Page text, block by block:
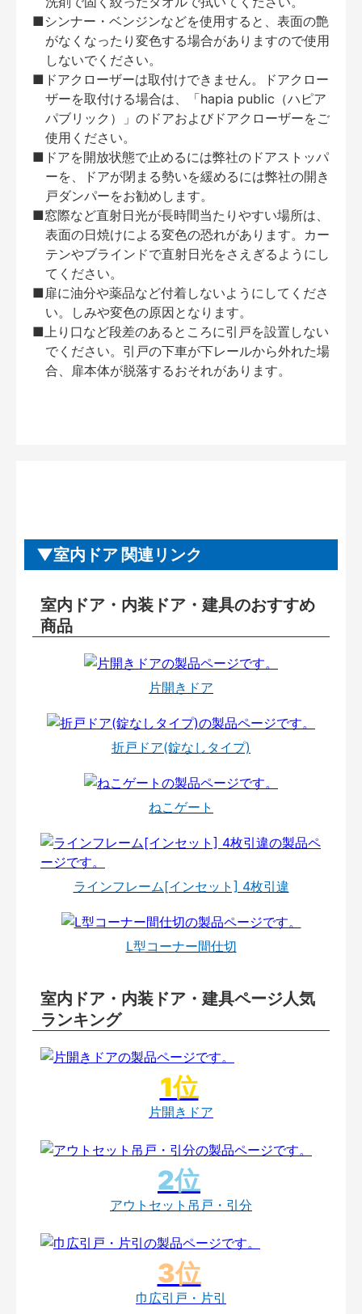
■シンナー・ベンジンなどを使用すると、表面の艶
がなくなったり変色する場合がありますので使用
しないでください。
■ドアクローザーは取付けできません。ドアクロー
ザーを取付ける場合は、「hapia public（ハピア
パブリック）」のドアおよびドアクローザーをご
使用ください。
■ドアを開放状態で止めるには弊社のドアストッパ
ーを、ドアが閉まる勢いを緩めるには弊社の開き
戸ダンパーをお勧めします。
■窓際など直射日光が長時間当たりやすい場所は、
表面の日焼けによる変色の恐れがあります。カー
テンやブラインドで直射日光をさえぎるようにし
てください。
■扉に油分や薬品など付着しないようにしてくださ
い。しみや変色の原因となります。
■上り口など段差のあるところに引戸を設置しない
でください。引戸の下車が下レールから外れた場
合、扉本体が脱落するおそれがあります。
室内ドア 関連リンク
室内ドア・内装ドア・建具のおすすめ
商品
片開きドア
折戸ドア(錠なしタイプ)
ねこゲート
ラインフレーム[インセット] 4枚引違
L型コーナー間仕切
室内ドア・内装ドア・建具ページ人気
ランキング
片開きドア
アウトセット吊戸・引分
巾広引戸・片引